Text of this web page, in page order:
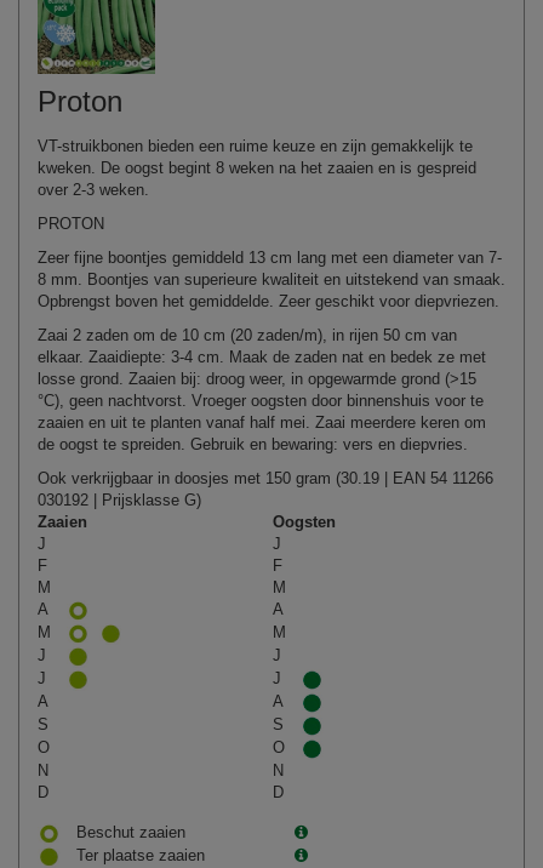
Proton
VT-struikbonen bieden een ruime keuze en zijn gemakkelijk te
kweken. De oogst begint 8 weken na het zaaien en is gespreid
over 2-3 weken.
PROTON
Zeer fijne boontjes gemiddeld 13 cm lang met een diameter van 7-
8 mm. Boontjes van superieure kwaliteit en uitstekend van smaak.
Opbrengst boven het gemiddelde. Zeer geschikt voor diepvriezen.
Zaai 2 zaden om de 10 cm (20 zaden/m), in rijen 50 cm van
elkaar. Zaaidiepte: 3-4 cm. Maak de zaden nat en bedek ze met
losse grond. Zaaien bij: droog weer, in opgewarmde grond (>15
°C), geen nachtvorst. Vroeger oogsten door binnenshuis voor te
zaaien en uit te planten vanaf half mei. Zaai meerdere keren om
de oogst te spreiden. Gebruik en bewaring: vers en diepvries.
Ook verkrijgbaar in doosjes met 150 gram (30.19 | EAN 54 11266
030192 | Prijsklasse G)
Zaaien
Oogsten
J
J
F
F
M
M
A
A
M
M
J
J
J
J
A
A
S
S
O
O
N
N
D
D
Beschut zaaien
Ter plaatse zaaien